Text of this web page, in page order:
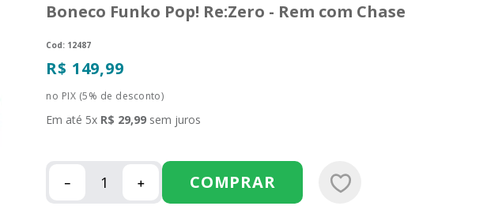
Boneco Funko Pop! Re:Zero - Rem com Chase
: 12487
R$ 149,99
no PIX (5% de desconto)
Em até 5x R$ 29,99 sem juros
＋
－ COMPRAR